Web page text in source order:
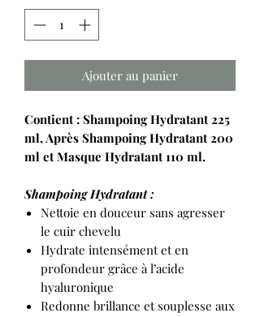
Ajouter au panier
Contient : Shampoing Hydratant 225
ml, Après Shampoing Hydratant 200
ml et Masque Hydratant 110 ml.
Shampoing Hydratant :
Nettoie en douceur sans agresser
le cuir chevelu
Hydrate intensément et en
profondeur grâce à l’acide
hyaluronique
Redonne brillance et souplesse aux